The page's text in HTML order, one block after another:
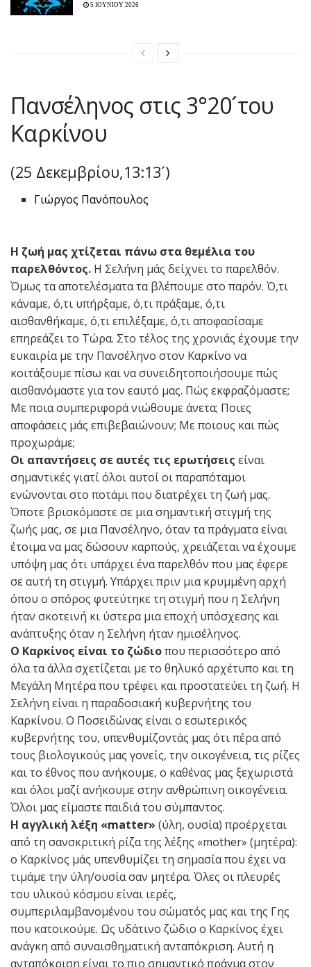
5 ΙΟΥΝΙΟΥ 2026
Πανσέληνος στις 3°20´του
Καρκίνου
(25 Δεκεμβρίου,13:13´)
Γιώργος Πανόπουλος
Η ζωή μας χτίζεται πάνω στα θεμέλια του
παρελθόντος. Η Σελήνη μάς δείχνει το παρελθόν.
Όμως τα αποτελέσματα τα βλέπουμε στο παρόν. Ό,τι
κάναμε, ό,τι υπήρξαμε, ό,τι πράξαμε, ό,τι
αισθανθήκαμε, ό,τι επιλέξαμε, ό,τι αποφασίσαμε
επηρεάζει το Τώρα. Στο τέλος της χρονιάς έχουμε την
ευκαιρία με την Πανσέληνο στον Καρκίνο να
κοιτάξουμε πίσω και να συνειδητοποιήσουμε πώς
αισθανόμαστε για τον εαυτό μας. Πώς εκφραζόμαστε;
Με ποια συμπεριφορά νιώθουμε άνετα; Ποιες
αποφάσεις μάς επιβεβαιώνουν; Με ποιους και πώς
προχωράμε;
Οι απαντήσεις σε αυτές τις ερωτήσεις είναι
σημαντικές γιατί όλοι αυτοί οι παραπόταμοι
ενώνονται στο ποτάμι που διατρέχει τη ζωή μας.
Όποτε βρισκόμαστε σε μια σημαντική στιγμή της
ζωής μας, σε μια Πανσέληνο, όταν τα πράγματα είναι
έτοιμα να μας δώσουν καρπούς, χρειάζεται να έχουμε
υπόψη μας ότι υπάρχει ένα παρελθόν που μας έφερε
σε αυτή τη στιγμή. Υπάρχει πριν μια κρυμμένη αρχή
όπου ο σπόρος φυτεύτηκε τη στιγμή που η Σελήνη
ήταν σκοτεινή κι ύστερα μια εποχή υπόσχεσης και
ανάπτυξης όταν η Σελήνη ήταν ημισέληνος.
Ο Καρκίνος είναι το ζώδιοπου περισσότερο από
όλα τα άλλα σχετίζεται με το θηλυκό αρχέτυπο και τη
Μεγάλη Μητέρα που τρέφει και προστατεύει τη ζωή. Η
Σελήνη είναι η παραδοσιακή κυβερνήτης του
Καρκίνου. Ο Ποσειδώνας είναι ο εσωτερικός
κυβερνήτης του, υπενθυμίζοντάς μας ότι πέρα από
τους βιολογικούς μας γονείς, την οικογένεια, τις ρίζες
και το έθνος που ανήκουμε, ο καθένας μας ξεχωριστά
και όλοι μαζί ανήκουμε στην ανθρώπινη οικογένεια.
Όλοι μας είμαστε παιδιά του σύμπαντος.
Η αγγλική λέξη «matter» (ύλη, ουσία) προέρχεται
από τη σανσκριτική ρίζα της λέξης «mother» (μητέρα):
ο Καρκίνος μάς υπενθυμίζει τη σημασία που έχει να
τιμάμε την ύλη/ουσία σαν μητέρα. Όλες οι πλευρές
του υλικού κόσμου είναι ιερές,
συμπεριλαμβανομένου του σώματός μας και της Γης
που κατοικούμε. Ως υδάτινο ζώδιο ο Καρκίνος έχει
ανάγκη από συναισθηματική ανταπόκριση. Αυτή η
ανταπόκριση είναι το πιο σημαντικό πράγμα στον